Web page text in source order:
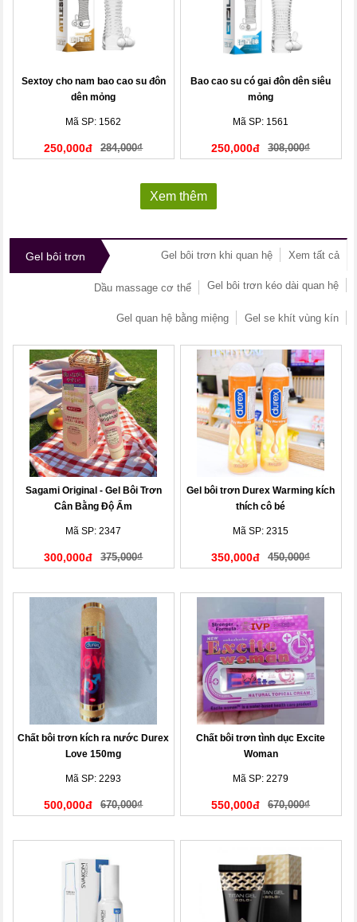
Sextoy cho nam bao cao su đôn
dên mỏng
Mã SP: 1562
250,000đ 284,000₫
Bao cao su có gai đôn dên siêu
mỏng
Mã SP: 1561
250,000đ 308,000₫
Xem thêm
Gel bôi trơn Xem tất cả
Gel bôi trơn khi quan hệ
Gel bôi trơn kéo dài quan hệ
Dầu massage cơ thể
Gel se khít vùng kín
Gel quan hệ bằng miệng
Sagami Original - Gel Bôi Trơn
Cân Bằng Độ Ẩm
Mã SP: 2347
300,000đ 375,000₫
Gel bôi trơn Durex Warming kích
thích cô bé
Mã SP: 2315
350,000đ 450,000₫
Chất bôi trơn kích ra nước Durex
Love 150mg
Mã SP: 2293
500,000đ 670,000₫
Chất bôi trơn tình dục Excite
Woman
Mã SP: 2279
550,000đ 670,000₫